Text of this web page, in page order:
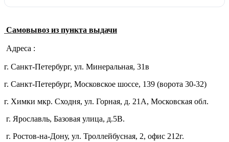
Самовывоз из пункта выдачи
Адреса :
г. Санкт-Петербург, ул. Минеральная, 31в
г. Санкт-Петербург, Московское шоссе, 139 (ворота 30-32)
г. Химки мкр. Сходня, ул. Горная, д. 21А, Московская обл.
г. Ярославль, Базовая улица, д.5В.
г. Ростов-на-Дону, ул. Троллейбусная, 2, офис 212г.